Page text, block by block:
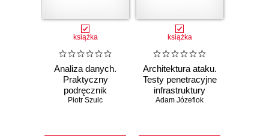
książka
Analiza danych.
Praktyczny
podręcznik
dobrych praktyk
Piotr Szulc
książka
Architektura ataku.
Testy penetracyjne
infrastruktury
sieciowej
Adam Józefiok